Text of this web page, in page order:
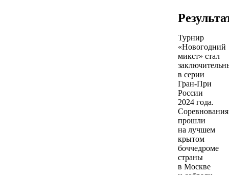
Турнир
«Новогодний
микст» стал
в серии
Гран-При
России
2024 года.
Соревнования
прошли
на лучшем
крытом
боччедроме
страны
в Москве